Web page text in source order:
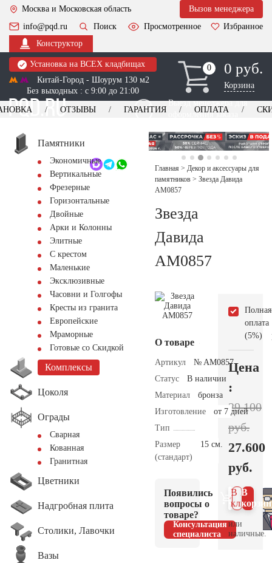
Москва и Московская область
Вызов менеджера
info@pqd.ru
Поиск Просмотренное
Избранное
Конструктор
Установка на ВСЕХ кладбищах
Китай-Город - Шоурум 130 м2
Без выходных : с 9:00 до 21:00
0
0 0 руб.
Корзина
Выезд менеджера для
оформления заказа
+7 (495) 518-44-23
Обратный звонок
ОТЗЫВЫ ГАРАНТИЯ ОПЛАТА
Памятники
Экономичные
Вертикальные
Фрезерные
Горизонтальные
Двойные
Арки и Колонны
Элитные
С крестом
Маленькие
Эксклюзивные
Часовни и Голгофы
Кресты из гранита
Европейские
Мраморные
Готовые со Скидкой
Комплексы
Цоколя
Ограды
Сварная
Кованная
Гранитная
Цветники
Надгробная плита
Столики, Лавочки
Вазы
Главная > Декор и аксессуары для
памятников > Звезда Давида
AM0857
Звезда
Давида
AM0857
О товаре
Артикул
№ AM0857
Статус
В наличии
Материал
бронза
Изготовление
от 7 дней
Тип
Размер
(стандарт)
15 см.
Появились
вопросы о
товаре?
Консультация
специалиста
Полная
оплата
(5%)
Цена
:
29.100
руб.
27.600
руб.
В
В 1
клик
или
наличные.